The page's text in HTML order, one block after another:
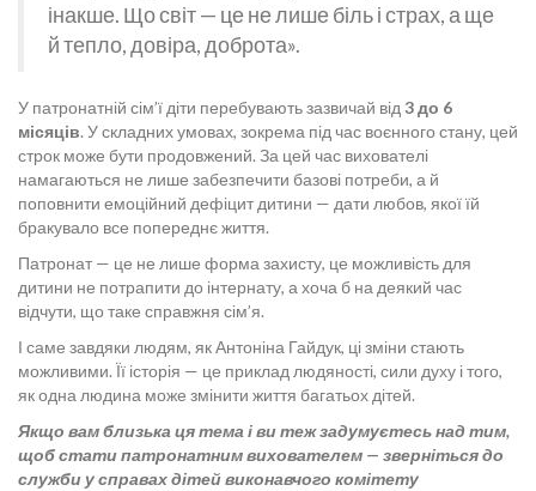
інакше. Що світ — це не лише біль і страх, а ще
й тепло, довіра, доброта».
У патронатній сім’ї діти перебувають зазвичай від 3 до 6
місяців. У складних умовах, зокрема під час воєнного стану, цей
строк може бути продовжений. За цей час вихователі
намагаються не лише забезпечити базові потреби, а й
поповнити емоційний дефіцит дитини — дати любов, якої їй
бракувало все попереднє життя.
Патронат — це не лише форма захисту, це можливість для
дитини не потрапити до інтернату, а хоча б на деякий час
відчути, що таке справжня сім’я.
І саме завдяки людям, як Антоніна Гайдук, ці зміни стають
можливими. Її історія — це приклад людяності, сили духу і того,
як одна людина може змінити життя багатьох дітей.
Якщо вам близька ця тема і ви теж задумуєтесь над тим,
щоб стати патронатним вихователем — зверніться до
служби у справах дітей виконавчого комітету